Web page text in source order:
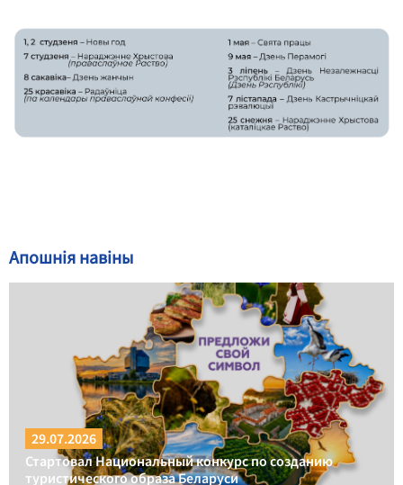
Апошнія навіны
29.07.2026
Стартовал Национальный конкурс по созданию
туристического образа Беларуси